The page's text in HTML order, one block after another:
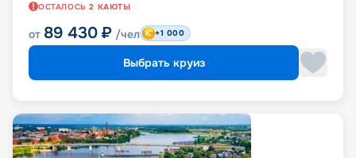
ОСТАЛОСЬ 2 КАЮТЫ
от 89 430 ₽ /чел +1 000
Выбрать круиз